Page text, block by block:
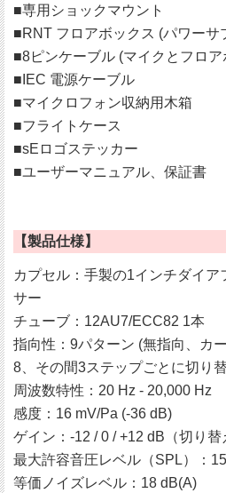
■専用ショックマウント
■RNT フロアボックス (パワーサ
■8ピンケーブル (マイクとフロ
■IEC 電源ケーブル
■マイクロフォン収納用木箱
■フライトケース
■sEロゴステッカー
■ユーザーマニュアル、保証書
【製品仕様】
カプセル：手製の1インチダイ
サー
チューブ：12AU7/ECC82 1本
指向性：9パターン (無指向、カ
8、その間3ステップごとに切り
周波数特性：20 Hz - 20,000 Hz
感度：16 mV/Pa (-36 dB)
ゲイン：-12 / 0 / +12 dB（切り替
最大許容音圧レベル（SPL）：
等価ノイズレベル：18 dB(A)